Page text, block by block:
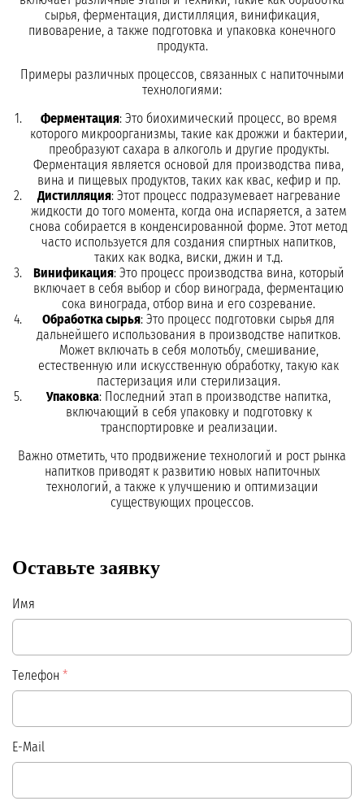
сырья, ферментация, дистилляция, винификация,
пивоварение, а также подготовка и упаковка конечного
продукта.
Примеры различных процессов, связанных с напиточными
технологиями:
Ферментация: Это биохимический процесс, во время
которого микроорганизмы, такие как дрожжи и бактерии,
преобразуют сахара в алкоголь и другие продукты.
Ферментация является основой для производства пива,
вина и пищевых продуктов, таких как квас, кефир и пр.
Дистилляция: Этот процесс подразумевает нагревание
жидкости до того момента, когда она испаряется, а затем
снова собирается в конденсированной форме. Этот метод
часто используется для создания спиртных напитков,
таких как водка, виски, джин и т.д.
Винификация: Это процесс производства вина, который
включает в себя выбор и сбор винограда, ферментацию
сока винограда, отбор вина и его созревание.
Обработка сырья: Это процесс подготовки сырья для
дальнейшего использования в производстве напитков.
Может включать в себя молотьбу, смешивание,
естественную или искусственную обработку, такую как
пастеризация или стерилизация.
Упаковка: Последний этап в производстве напитка,
включающий в себя упаковку и подготовку к
транспортировке и реализации.
Важно отметить, что продвижение технологий и рост рынка
напитков приводят к развитию новых напиточных
технологий, а также к улучшению и оптимизации
существующих процессов.
Оставьте заявку
Имя
Телефон *
E-Mail